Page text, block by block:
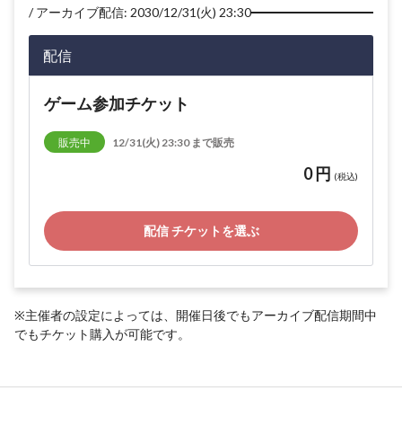
アーカイブ配信: 2030/12/31(火) 23:30
配信
ゲーム参加チケット
販売中 12/31(火) 23:30 まで販売
0 円 (税込)
配信 チケットを選ぶ
※主催者の設定によっては、開催日後でもアーカイブ配信期間中
でもチケット購入が可能です。